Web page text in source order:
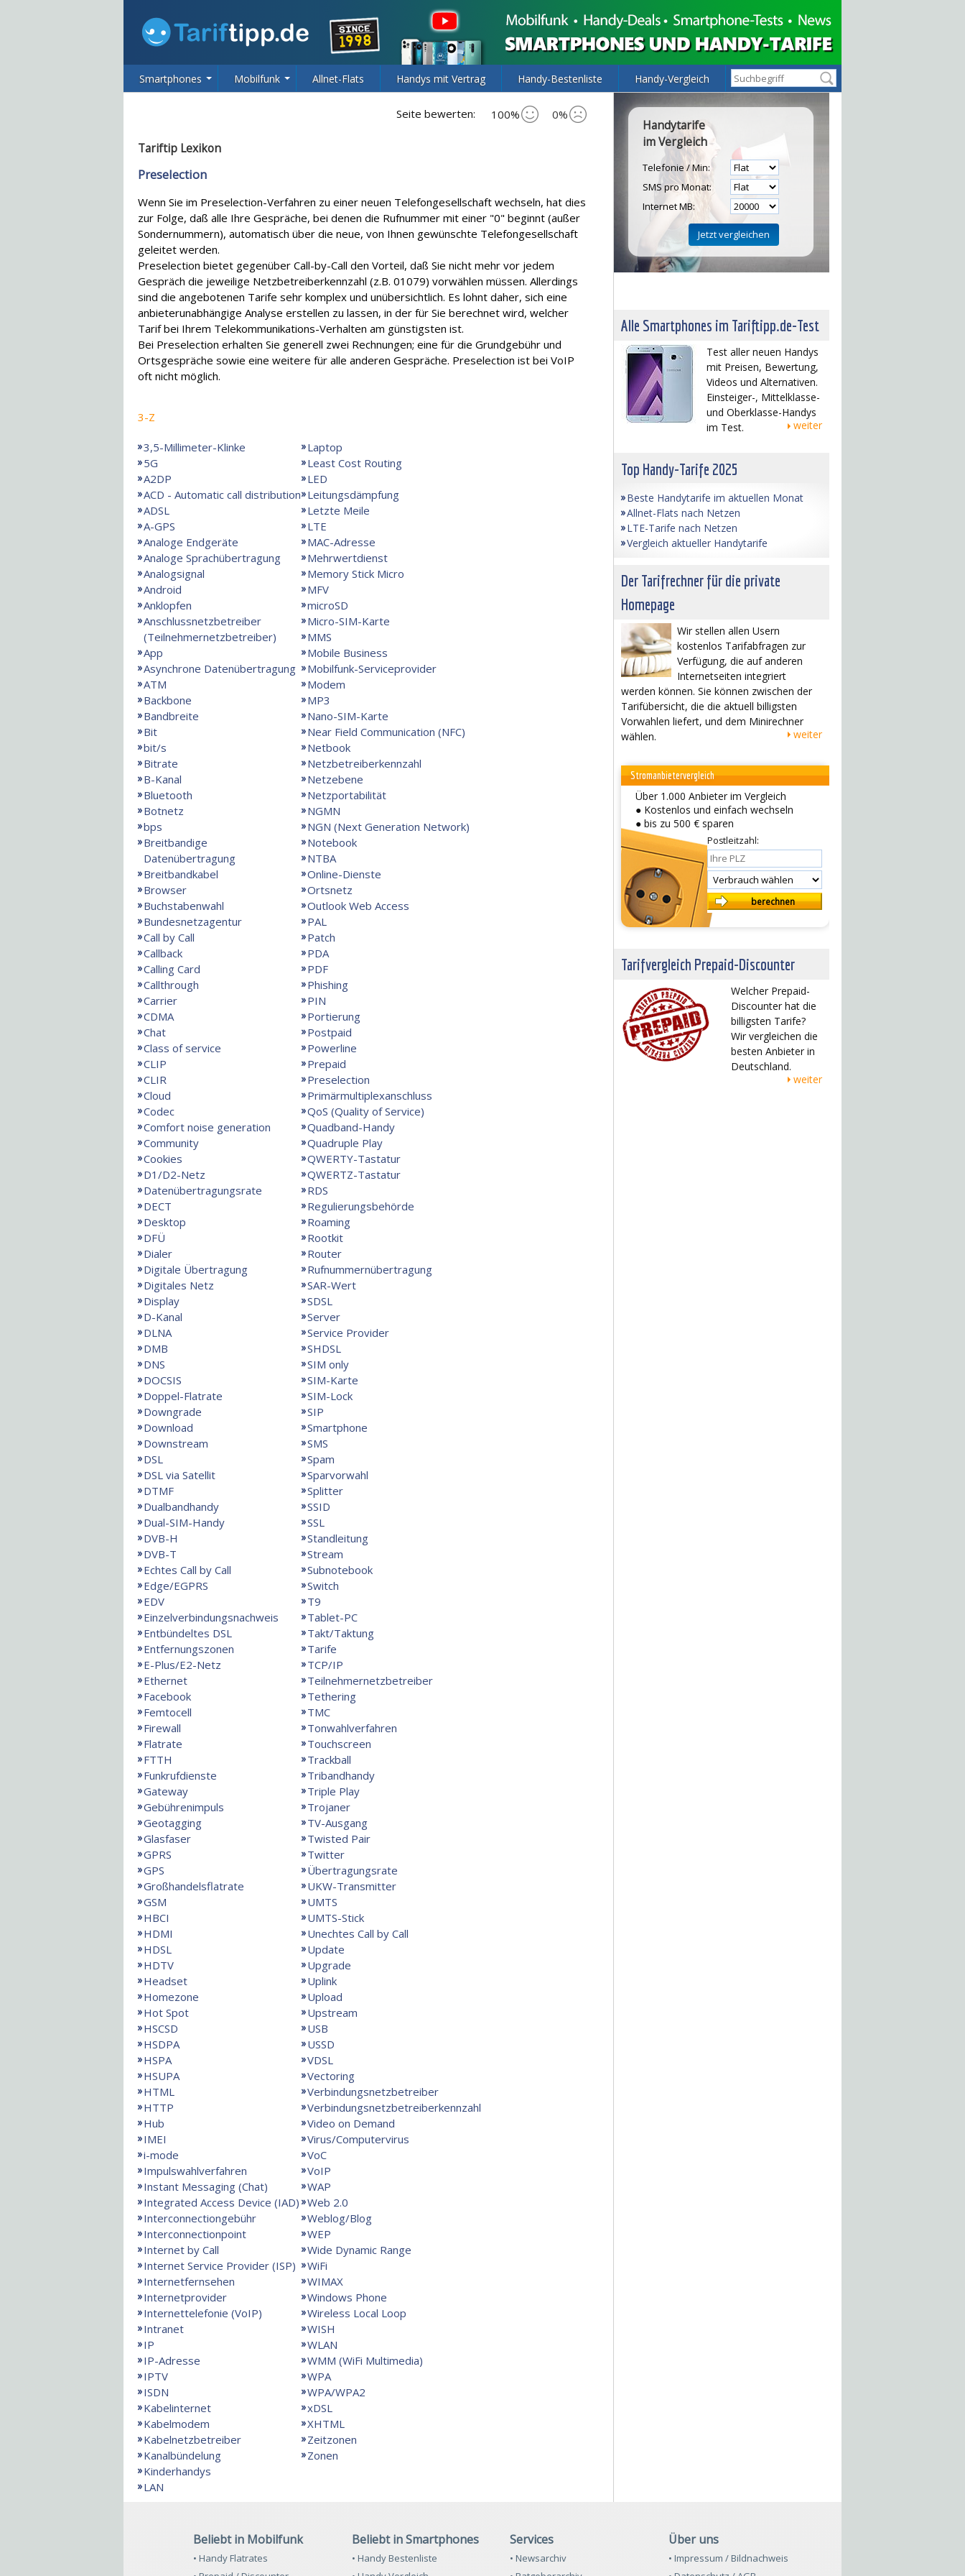
Smartphones Mobilfunk Allnet-Flats Handys mit Vertrag Handy-Bestenliste Handy-Vergleich
Seite bewerten: 100% 0%
Tariftip Lexikon
Preselection
Wenn Sie im Preselection-Verfahren zu einer neuen Telefongesellschaft wechseln, hat dies
zur Folge, daß alle Ihre Gespräche, bei denen die Rufnummer mit einer "0" beginnt (außer
Sondernummern), automatisch über die neue, von Ihnen gewünschte Telefongesellschaft
geleitet werden.
Preselection bietet gegenüber Call-by-Call den Vorteil, daß Sie nicht mehr vor jedem
Gespräch die jeweilige Netzbetreiberkennzahl (z.B. 01079) vorwählen müssen. Allerdings
sind die angebotenen Tarife sehr komplex und unübersichtlich. Es lohnt daher, sich eine
anbieterunabhängige Analyse erstellen zu lassen, in der für Sie berechnet wird, welcher
Tarif bei Ihrem Telekommunikations-Verhalten am günstigsten ist.
Bei Preselection erhalten Sie generell zwei Rechnungen; eine für die Grundgebühr und
Ortsgespräche sowie eine weitere für alle anderen Gespräche. Preselection ist bei VoIP
oft nicht möglich.
3-Z
3,5-Millimeter-Klinke
5G
A2DP
ACD - Automatic call distribution
ADSL
A-GPS
Analoge Endgeräte
Analoge Sprachübertragung
Analogsignal
Android
Anklopfen
Anschlussnetzbetreiber
(Teilnehmernetzbetreiber)
App
Asynchrone Datenübertragung
ATM
Backbone
Bandbreite
Bit
bit/s
Bitrate
B-Kanal
Bluetooth
Botnetz
bps
Breitbandige
Datenübertragung
Breitbandkabel
Browser
Buchstabenwahl
Bundesnetzagentur
Call by Call
Callback
Calling Card
Callthrough
Carrier
CDMA
Chat
Class of service
CLIP
CLIR
Cloud
Codec
Comfort noise generation
Community
Cookies
D1/D2-Netz
Datenübertragungsrate
DECT
Desktop
DFÜ
Dialer
Digitale Übertragung
Digitales Netz
Display
D-Kanal
DLNA
DMB
DNS
DOCSIS
Doppel-Flatrate
Downgrade
Download
Downstream
DSL
DSL via Satellit
DTMF
Dualbandhandy
Dual-SIM-Handy
DVB-H
DVB-T
Echtes Call by Call
Edge/EGPRS
EDV
Einzelverbindungsnachweis
Entbündeltes DSL
Entfernungszonen
E-Plus/E2-Netz
Ethernet
Facebook
Femtocell
Firewall
Flatrate
FTTH
Funkrufdienste
Gateway
Gebührenimpuls
Geotagging
Glasfaser
GPRS
GPS
Großhandelsflatrate
GSM
HBCI
HDMI
HDSL
HDTV
Headset
Homezone
Hot Spot
HSCSD
HSDPA
HSPA
HSUPA
HTML
HTTP
Hub
IMEI
i-mode
Impulswahlverfahren
Instant Messaging (Chat)
Integrated Access Device (IAD)
Interconnectiongebühr
Interconnectionpoint
Internet by Call
Internet Service Provider (ISP)
Internetfernsehen
Internetprovider
Internettelefonie (VoIP)
Intranet
IP
IP-Adresse
IPTV
ISDN
Kabelinternet
Kabelmodem
Kabelnetzbetreiber
Kanalbündelung
Kinderhandys
LAN
Laptop
Least Cost Routing
LED
Leitungsdämpfung
Letzte Meile
LTE
MAC-Adresse
Mehrwertdienst
Memory Stick Micro
MFV
microSD
Micro-SIM-Karte
MMS
Mobile Business
Mobilfunk-Serviceprovider
Modem
MP3
Nano-SIM-Karte
Near Field Communication (NFC)
Netbook
Netzbetreiberkennzahl
Netzebene
Netzportabilität
NGMN
NGN (Next Generation Network)
Notebook
NTBA
Online-Dienste
Ortsnetz
Outlook Web Access
PAL
Patch
PDA
PDF
Phishing
PIN
Portierung
Postpaid
Powerline
Prepaid
Preselection
Primärmultiplexanschluss
QoS (Quality of Service)
Quadband-Handy
Quadruple Play
QWERTY-Tastatur
QWERTZ-Tastatur
RDS
Regulierungsbehörde
Roaming
Rootkit
Router
Rufnummernübertragung
SAR-Wert
SDSL
Server
Service Provider
SHDSL
SIM only
SIM-Karte
SIM-Lock
SIP
Smartphone
SMS
Spam
Sparvorwahl
Splitter
SSID
SSL
Standleitung
Stream
Subnotebook
Switch
T9
Tablet-PC
Takt/Taktung
Tarife
TCP/IP
Teilnehmernetzbetreiber
Tethering
TMC
Tonwahlverfahren
Touchscreen
Trackball
Tribandhandy
Triple Play
Trojaner
TV-Ausgang
Twisted Pair
Twitter
Übertragungsrate
UKW-Transmitter
UMTS
UMTS-Stick
Unechtes Call by Call
Update
Upgrade
Uplink
Upload
Upstream
USB
USSD
VDSL
Vectoring
Verbindungsnetzbetreiber
Verbindungsnetzbetreiberkennzahl
Video on Demand
Virus/Computervirus
VoC
VoIP
WAP
Web 2.0
Weblog/Blog
WEP
Wide Dynamic Range
WiFi
WIMAX
Windows Phone
Wireless Local Loop
WISH
WLAN
WMM (WiFi Multimedia)
WPA
WPA/WPA2
xDSL
XHTML
Zeitzonen
Zonen
Handytarife
im Vergleich
Telefonie / Min:
SMS pro Monat:
Internet MB:
Alle Smartphones im Tariftipp.de-Test
Test aller neuen Handys
mit Preisen, Bewertung,
Videos und Alternativen.
Einsteiger-, Mittelklasse-
und Oberklasse-Handys
im Test.
weiter
Top Handy-Tarife 2025
Beste Handytarife im aktuellen Monat
Allnet-Flats nach Netzen
LTE-Tarife nach Netzen
Vergleich aktueller Handytarife
Der Tarifrechner für die private
Homepage
Wir stellen allen Usern
kostenlos Tarifabfragen zur
Verfügung, die auf anderen
Internetseiten integriert
werden können. Sie können zwischen der
Tarifübersicht, die die aktuell billigsten
Vorwahlen liefert, und dem Minirechner
wählen.
weiter
Stromanbietervergleich
Über 1.000 Anbieter im Vergleich
● Kostenlos und einfach wechseln
● bis zu 500 € sparen
Postleitzahl:
Tarifvergleich Prepaid-Discounter
Welcher Prepaid-
Discounter hat die
billigsten Tarife?
Wir vergleichen die
besten Anbieter in
Deutschland.
weiter
Beliebt in Mobilfunk
• Handy Flatrates
Beliebt in Smartphones
• Handy Bestenliste
Services
• Newsarchiv
Über uns
• Impressum / Bildnachweis